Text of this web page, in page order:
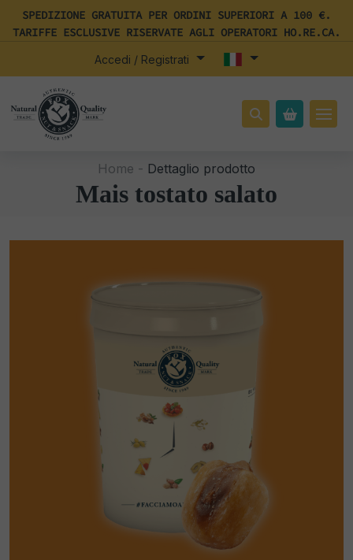
SPEDIZIONE GRATUITA PER ORDINI SUPERIORI A 100 €.
TARIFFE ESCLUSIVE RISERVATE AGLI OPERATORI HO.RE.CA.
Accedi / Registrati
Home - Dettaglio prodotto
Mais tostato salato